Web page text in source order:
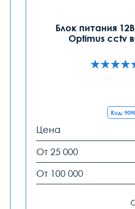
Блок питания
Optimus cctv
Код:
Цена
От 25 000
От 100 000